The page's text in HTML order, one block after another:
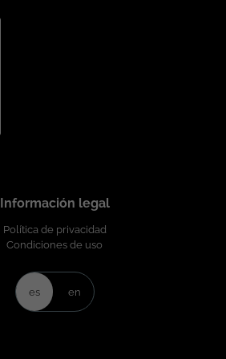
Información legal
Política de privacidad
Condiciones de uso
es en